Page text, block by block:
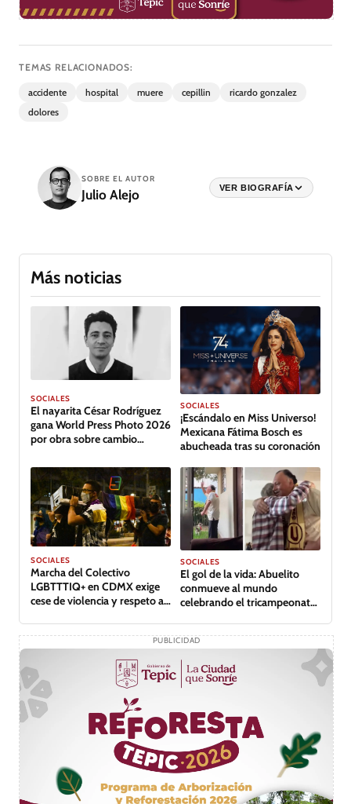
TEMAS RELACIONADOS:
accidente hospital muere cepillin
ricardo gonzalez
dolores
SOBRE EL AUTOR
Julio Alejo VER BIOGRAFÍA
Más noticias
SOCIALES
El nayarita César Rodríguez
gana World Press Photo 2026
por obra sobre cambio
SOCIALES
¡Escándalo en Miss Universo!
Mexicana Fátima Bosch es
abucheada tras su coronación
SOCIALES
Marcha del Colectivo
LGBTTTIQ+ en CDMX exige
cese de violencia y respeto a
SOCIALES
El gol de la vida: Abuelito
conmueve al mundo
celebrando el tricampeonato
PUBLICIDAD